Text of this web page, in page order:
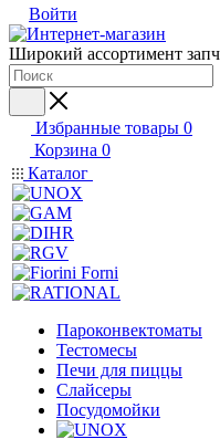
Войти
Широкий ассортимент
Избранные товары 0
Корзина 0
Каталог
Пароконвектоматы
Тестомесы
Печи для пиццы
Слайсеры
Посудомойки